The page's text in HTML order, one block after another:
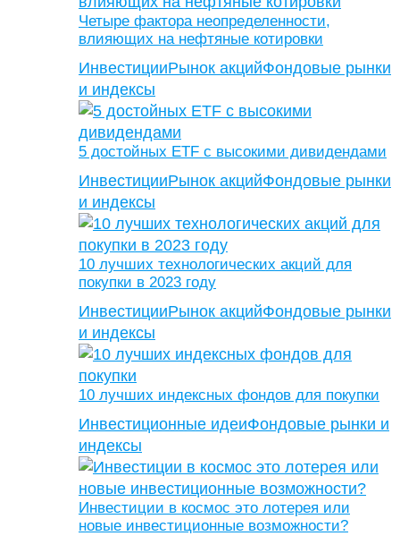
Четыре фактора неопределенности,
влияющих на нефтяные котировки
ИнвестицииРынок акцийФондовые рынки
и индексы
5 достойных ETF с высокими дивидендами
ИнвестицииРынок акцийФондовые рынки
и индексы
10 лучших технологических акций для
покупки в 2023 году
ИнвестицииРынок акцийФондовые рынки
и индексы
10 лучших индексных фондов для покупки
Инвестиционные идеиФондовые рынки и
индексы
Инвестиции в космос это лотерея или
новые инвестиционные возможности?